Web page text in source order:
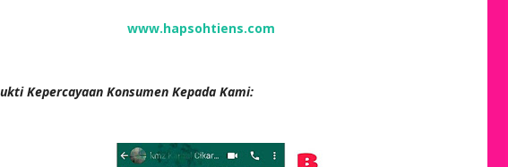
www.hapsohtiens.com
Kepercayaan Konsumen Kepada Kami: